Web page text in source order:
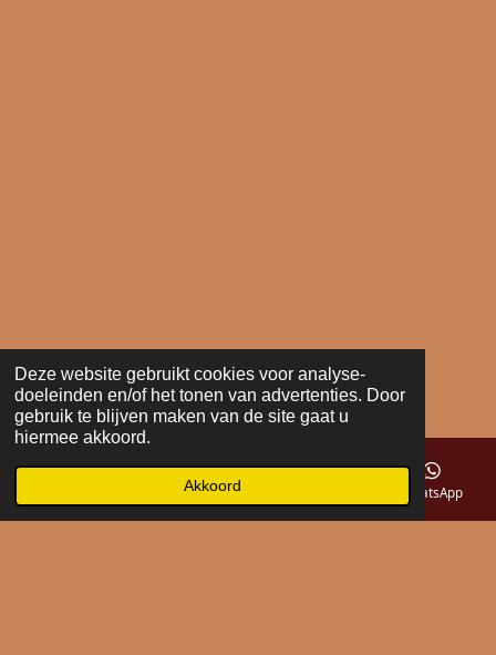
Deze website gebruikt cookies voor analyse-
doeleinden en/of het tonen van advertenties. Door
gebruik te blijven maken van de site gaat u
hiermee akkoord.
Akkoord
Telefoonnummer WhatsApp